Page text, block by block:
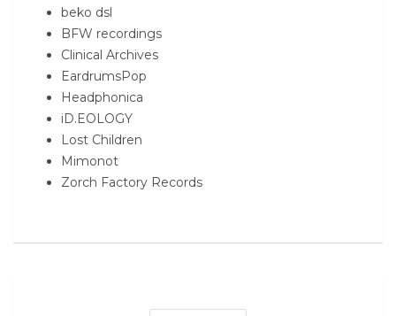
beko dsl
BFW recordings
Clinical Archives
EardrumsPop
Headphonica
iD.EOLOGY
Lost Children
Mimonot
Zorch Factory Records